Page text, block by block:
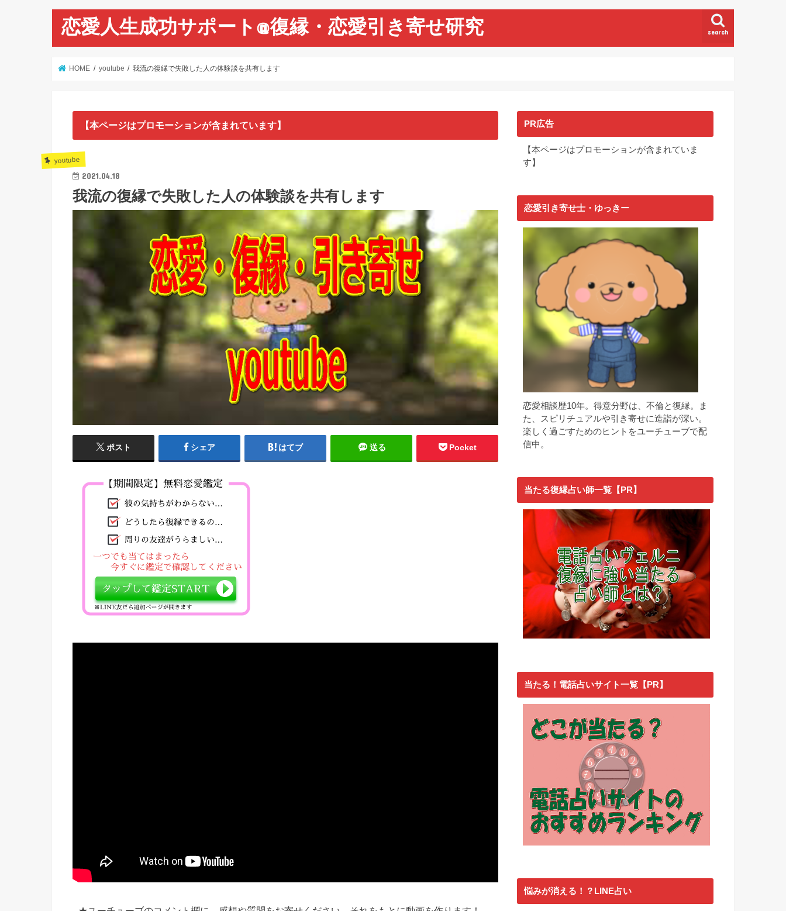
恋愛人生成功サポート@復縁・恋愛引き寄せ研究 search
HOME youtube 我流の復縁で失敗した人の体験談を共有します
【本ページはプロモーションが含まれています】
youtube
2021.04.18
我流の復縁で失敗した人の体験談を共有します
ポスト シェア はてブ 送る Pocket
PR広告
【本ページはプロモーションが含まれていま
す】
恋愛引き寄せ士・ゆっきー
恋愛相談歴10年。得意分野は、不倫と復縁。ま
た、スピリチュアルや引き寄せに造詣が深い。
楽しく過ごすためのヒントをユーチューブで配
信中。
当たる復縁占い師一覧【PR】
当たる！電話占いサイト一覧【PR】
悩みが消える！？LINE占い